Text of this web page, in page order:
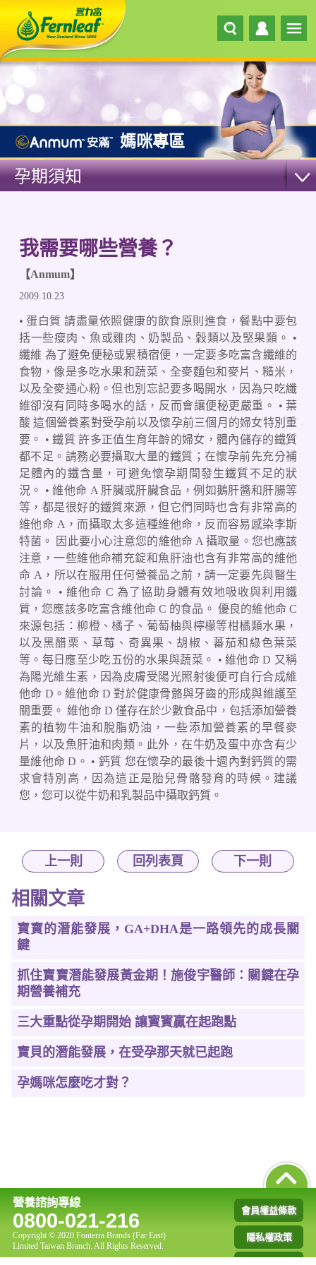
媽咪專區
孕期須知
我需要哪些營養？
【Anmum】
2009.10.23
• 蛋白質 請盡量依照健康的飲食原則進食，餐點中要包
括一些瘦肉、魚或雞肉、奶製品、穀類以及堅果類。 •
纖維 為了避免便秘或累積宿便，一定要多吃富含纖維的
食物，像是多吃水果和蔬菜、全麥麵包和麥片、糙米，
以及全麥通心粉。但也別忘記要多喝開水，因為只吃纖
維卻沒有同時多喝水的話，反而會讓便秘更嚴重。 • 葉
酸 這個營養素對受孕前以及懷孕前三個月的婦女特別重
要。 • 鐵質 許多正值生育年齡的婦女，體內儲存的鐵質
都不足。請務必要攝取大量的鐵質；在懷孕前先充分補
足體內的鐵含量，可避免懷孕期間發生鐵質不足的狀
況。 • 維他命 A 肝臟或肝臟食品，例如鵝肝醬和肝腸等
等，都是很好的鐵質來源，但它們同時也含有非常高的
維他命 A，而攝取太多這種維他命，反而容易感染李斯
特菌。 因此要小心注意您的維他命 A 攝取量。您也應該
注意，一些維他命補充錠和魚肝油也含有非常高的維他
命 A，所以在服用任何營養品之前，請一定要先與醫生
討論。 • 維他命 C 為了協助身體有效地吸收與利用鐵
質，您應該多吃富含維他命 C 的食品。 優良的維他命 C
來源包括：柳橙、橘子、葡萄柚與檸檬等柑橘類水果，
以及黑醋栗、草莓、奇異果、胡椒、蕃茄和綠色葉菜
等。每日應至少吃五份的水果與蔬菜。 • 維他命 D 又稱
為陽光維生素，因為皮膚受陽光照射後便可自行合成維
他命 D。維他命 D 對於健康骨骼與牙齒的形成與維護至
關重要。 維他命 D 僅存在於少數食品中，包括添加營養
素的植物牛油和脫脂奶油，一些添加營養素的早餐麥
片，以及魚肝油和肉類。此外，在牛奶及蛋中亦含有少
量維他命 D。 • 鈣質 您在懷孕的最後十週內對鈣質的需
求會特別高，因為這正是胎兒骨骼發育的時候。建議
您，您可以從牛奶和乳製品中攝取鈣質。
上一則 回列表頁 下一則
相關文章
寶寶的潛能發展，GA+DHA是一路領先的成長關
鍵
抓住寶寶潛能發展黃金期！施俊宇醫師：關鍵在孕
期營養補充
三大重點從孕期開始 讓寳寳贏在起跑點
寶貝的潛能發展，在受孕那天就已起跑
孕媽咪怎麼吃才對？
營養諮詢專線
0800-021-216
Copyright © 2020 Fonterra Brands (Far East)
Limited Taiwan Branch. All Rights Reserved.
會員權益條款
隱私權政策